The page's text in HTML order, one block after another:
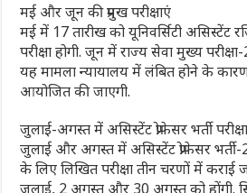
मई और जून की प्रमुख परीक्षाएं
मई में 17 तारीख को यूनिवर्सिटी असिस्टेंट
परीक्षा होगी. जून में राज्य सेवा मुख्य परीक्षा-
यह मामला न्यायालय में लंबित होने के
आयोजित की जाएगी.
जुलाई-अगस्त में असिस्टेंट प्रोफेसर भर्ती परीक्षा
जुलाई और अगस्त में असिस्टेंट प्रोफेसर
के लिए लिखित परीक्षा तीन चरणों में कराई
जुलाई, 2 अगस्त और 30 अगस्त को होंगी.